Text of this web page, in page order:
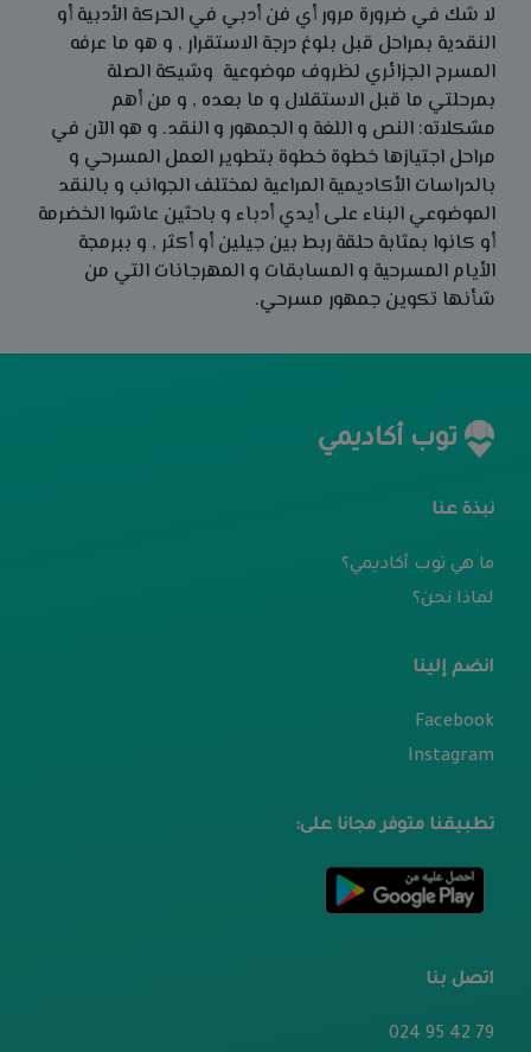
لا شك في ضرورة مرور أي فن أدبي في الحركة الأدبية أو
النقدية بمراحل قبل بلوغ درجة الاستقرار , و هو ما عرفه
المسرح الجزائري لظروف موضوعية وشيكة الصلة
بمرحلتي ما قبل الاستقلال و ما بعده , و من أهم
مشكلاته: النص و اللغة و الجمهور و النقد. و هو الآن في
مراحل اجتيازها خطوة خطوة بتطوير العمل المسرحي و
بالدراسات الأكاديمية المراعية لمختلف الجوانب و بالنقد
الموضوعي البناء على أيدي أدباء و باحثين عاشوا الخضرمة
أو كانوا بمثابة حلقة ربط بين جيلين أو أكثر , و ببرمجة
الأيام المسرحية و المسابقات و المهرجانات التي من
شأنها تكوين جمهور مسرحي.
توب أكاديمي
نبذة عنا
ما هي توب أكاديمي؟
لماذا نحن؟
انضم إلينا
Facebook
Instagram
تطبيقنا متوفر مجانا على:
اتصل بنا
79 42 95 024